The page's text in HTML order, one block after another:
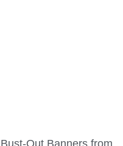
Out Banners from